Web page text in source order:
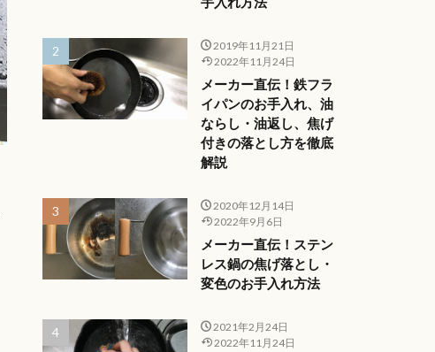
2019年11月21日
2022年11月24日
メーカー直伝！鉄フラ
イパンのお手入れ、油
ならし・油返し、焦げ
付きの落とし方を徹底
解説
2020年12月14日
2022年9月6日
メーカー直伝！ステン
レス鍋の焦げ落とし・
変色のお手入れ方法
2021年2月24日
2022年11月24日